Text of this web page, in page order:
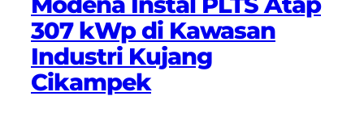
307 kWp di Kawasan
Industri Kujang
Cikampek